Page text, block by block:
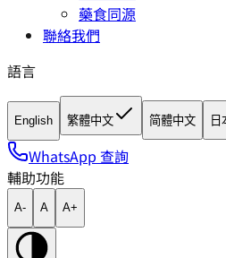
藥食同源
聯絡我們
語言
English 繁體中文 简體中文 日
WhatsApp 查詢
輔助功能
A- A A+